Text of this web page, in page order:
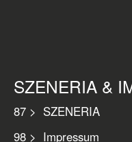
SZENERIA &
87 > SZENERIA
98 > Impressum